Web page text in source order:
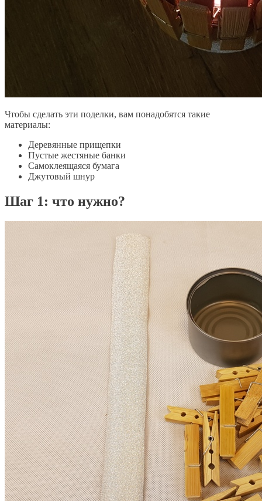
Чтобы сделать эти поделки, вам понадобятся такие
материалы:
Деревянные прищепки
Пустые жестяные банки
Самоклеящаяся бумага
Джутовый шнур
Шаг 1: что нужно?